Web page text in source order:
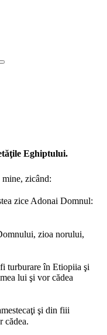
Eghiptului.
zicând:
zice Adonai Domnul:
zioa norului,
turburare în Etiopiia şi
lui şi vor cădea
şi din fiii
cădea.